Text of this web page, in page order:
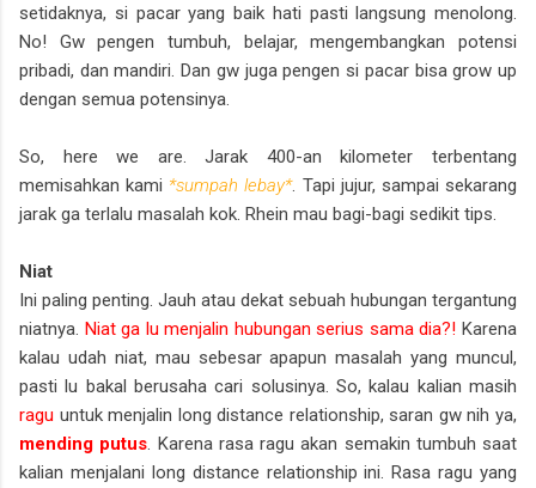
setidaknya, si pacar yang baik hati pasti langsung menolong.
No! Gw pengen tumbuh, belajar, mengembangkan potensi
pribadi, dan mandiri. Dan gw juga pengen si pacar bisa grow up
dengan semua potensinya.
So, here we are. Jarak 400-an kilometer terbentang
memisahkan kami *sumpah lebay*. Tapi jujur, sampai sekarang
jarak ga terlalu masalah kok. Rhein mau bagi-bagi sedikit tips.
Niat
Ini paling penting. Jauh atau dekat sebuah hubungan tergantung
niatnya. Niat ga lu menjalin hubungan serius sama dia?! Karena
kalau udah niat, mau sebesar apapun masalah yang muncul,
pasti lu bakal berusaha cari solusinya. So, kalau kalian masih
ragu untuk menjalin long distance relationship, saran gw nih ya,
mending putus . Karena rasa ragu akan semakin tumbuh saat
kalian menjalani long distance relationship ini. Rasa ragu yang